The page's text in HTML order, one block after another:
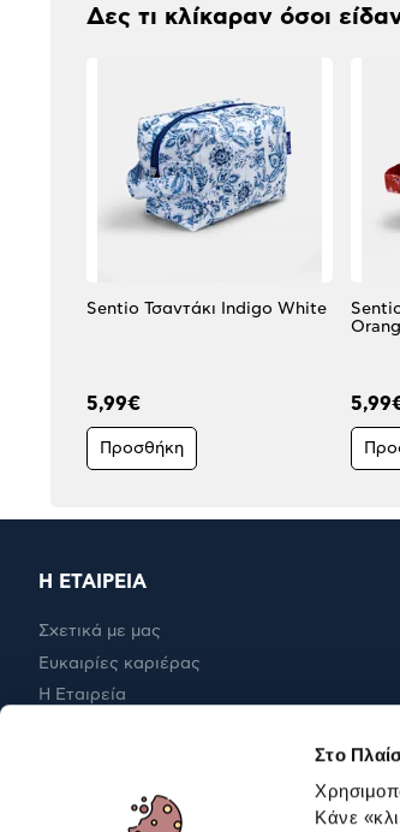
Στο
Κάνε
Δες τι κλίκαραν όσοι
Sentio Τσαντάκι Indigo White
5,99€
Προσθήκη
Η ΕΤΑΙΡΕΙΑ
Σχετικά με μας
Ευκαιρίες καριέρας
Η Εταιρεία